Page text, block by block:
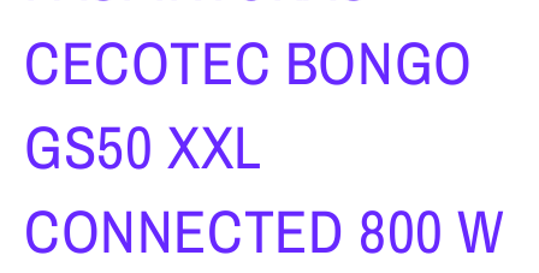
CECOTEC BONGO
GS50 XXL
CONNECTED 800 W